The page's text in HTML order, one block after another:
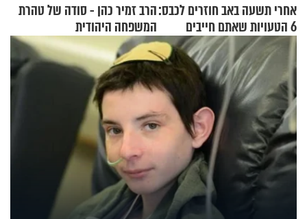
אחרי תשעה באב חוזרים לכבס:
6 הטעויות שאתם חייבים
להפסיק לעשות
הרב זמיר כהן - סודה של טהרת
המשפחה היהודית